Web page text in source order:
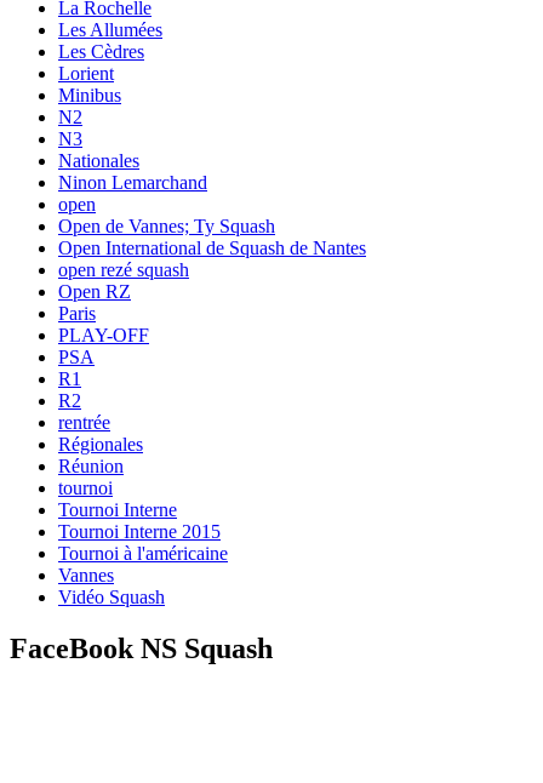
La Rochelle
Les Allumées
Les Cèdres
Lorient
Minibus
N2
N3
Nationales
Ninon Lemarchand
open
Open de Vannes; Ty Squash
Open International de Squash de Nantes
open rezé squash
Open RZ
Paris
PLAY-OFF
PSA
R1
R2
rentrée
Régionales
Réunion
tournoi
Tournoi Interne
Tournoi Interne 2015
Tournoi à l'américaine
Vannes
Vidéo Squash
FaceBook NS Squash